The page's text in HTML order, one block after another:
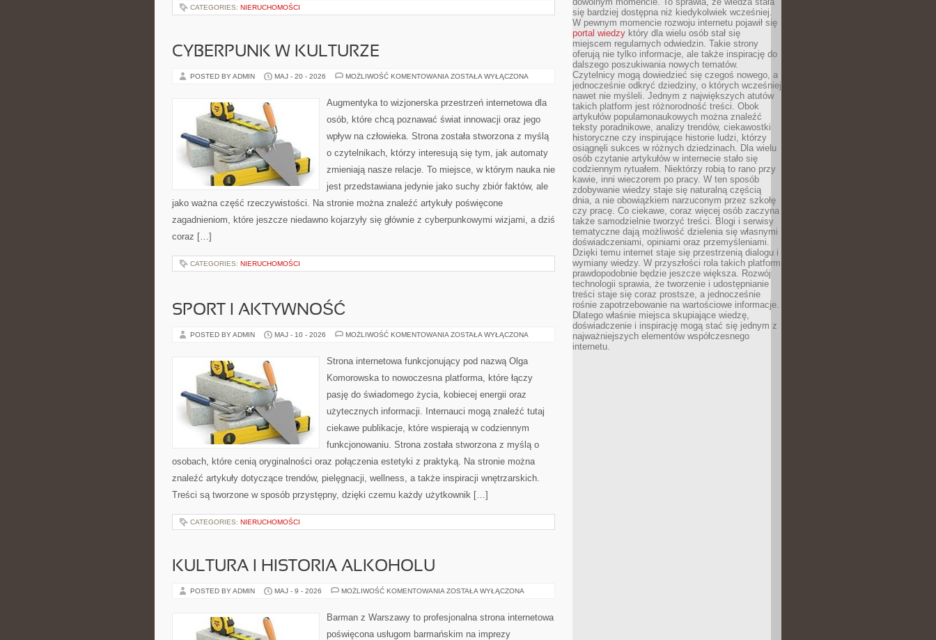
CATEGORIES: NIERUCHOMOŚCI
CYBERPUNK W KULTURZE
POSTED BY ADMIN MAJ - 20 - 2026 MOŻLIWOŚĆ KOMENTOWANIA CYBERPUNK
ZOSTAŁA WYŁĄCZONA
Augmentyka to wizjonerska przestrzeń internetowa dla
osób, które chcą poznawać świat innowacji oraz jego
wpływ na człowieka. Strona została stworzona z myślą
o czytelnikach, którzy interesują się tym, jak automaty
zmieniają nasze relacje. To miejsce, w którym nauka nie
jest przedstawiana jedynie jako suchy zbiór faktów, ale
jako ważna część rzeczywistości. Na stronie można znaleźć artykuły poświęcone
zagadnieniom, które jeszcze niedawno kojarzyły się głównie z cyberpunkowymi wizjami, a dziś
coraz […]
CATEGORIES: NIERUCHOMOŚCI
SPORT I AKTYWNOŚĆ
POSTED BY ADMIN MAJ - 10 - 2026 MOŻLIWOŚĆ KOMENTOWANIA SPORT
ZOSTAŁA WYŁĄCZONA
Strona internetowa funkcjonujący pod nazwą Olga
Komorowska to nowoczesna platforma, które łączy
pasję do świadomego życia, kobiecej energii oraz
użytecznych informacji. Internauci mogą znaleźć tutaj
ciekawe publikacje, które wspierają w codziennym
funkcjonowaniu. Strona została stworzona z myślą o
osobach, które cenią oryginalności oraz połączenia estetyki z praktyką. Na stronie można
znaleźć artykuły dotyczące trendów, pielęgnacji, wellness, a także inspiracji wnętrzarskich.
Treści są tworzone w sposób przystępny, dzięki czemu każdy użytkownik […]
CATEGORIES: NIERUCHOMOŚCI
KULTURA I HISTORIA ALKOHOLU
POSTED BY ADMIN MAJ - 9 - 2026 MOŻLIWOŚĆ KOMENTOWANIA KULTURA
ALKOHOLU
ZOSTAŁA WYŁĄCZONA
Barman z Warszawy to profesjonalna strona internetowa
poświęcona usługom barmańskim na imprezy
się bardziej dostępna niż kiedykolwiek wcześniej.
W pewnym momencie rozwoju internetu pojawił się
portal wiedzy który dla wielu osób stał się
miejscem regularnych odwiedzin. Takie strony
oferują nie tylko informacje, ale także inspirację do
dalszego poszukiwania nowych tematów.
Czytelnicy mogą dowiedzieć się czegoś nowego, a
jednocześnie odkryć dziedziny, o których wcześniej
nawet nie myśleli. Jednym z największych atutów
takich platform jest różnorodność treści. Obok
artykułów popularnonaukowych można znaleźć
teksty poradnikowe, analizy trendów, ciekawostki
historyczne czy inspirujące historie ludzi, którzy
osiągnęli sukces w różnych dziedzinach. Dla wielu
osób czytanie artykułów w internecie stało się
codziennym rytuałem. Niektórzy robią to rano przy
kawie, inni wieczorem po pracy. W ten sposób
zdobywanie wiedzy staje się naturalną częścią
dnia, a nie obowiązkiem narzuconym przez szkołę
czy pracę. Co ciekawe, coraz więcej osób zaczyna
także samodzielnie tworzyć treści. Blogi i serwisy
tematyczne dają możliwość dzielenia się własnymi
doświadczeniami, opiniami oraz przemyśleniami.
Dzięki temu internet staje się przestrzenią dialogu i
wymiany wiedzy. W przyszłości rola takich platform
prawdopodobnie będzie jeszcze większa. Rozwój
technologii sprawia, że tworzenie i udostępnianie
treści staje się coraz prostsze, a jednocześnie
rośnie zapotrzebowanie na wartościowe informacje.
Dlatego właśnie miejsca skupiające wiedzę,
doświadczenie i inspirację mogą stać się jednym z
najważniejszych elementów współczesnego
internetu.